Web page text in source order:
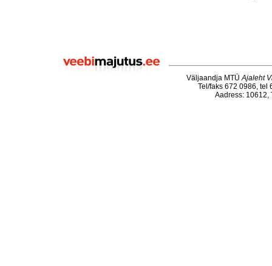
Väljaandja MTÜAjaleht
Tel/faks 672 0986, tel
Aadress: 10612,